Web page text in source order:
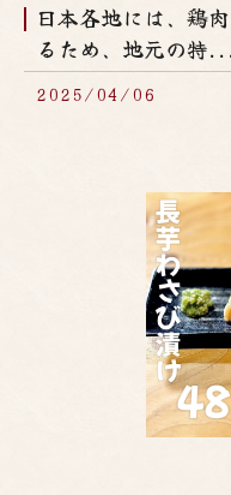
日本各地には、鶏
るため、地元の特
2025/04/06